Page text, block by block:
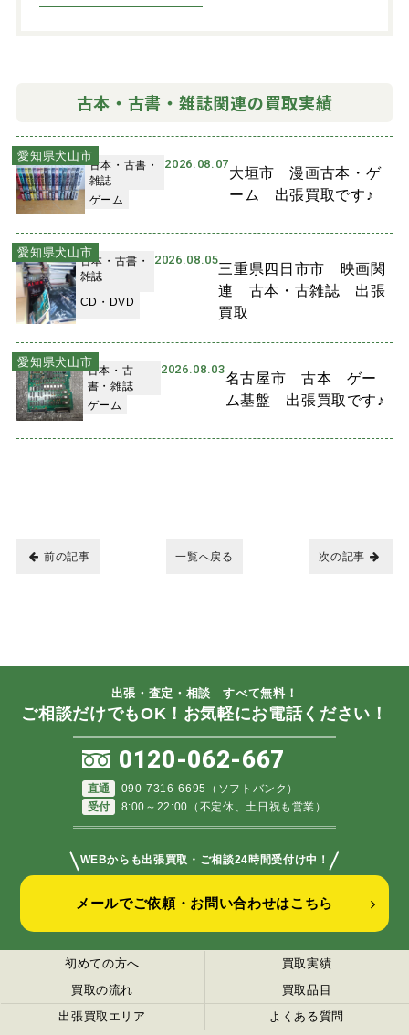
古本・古書・雑誌関連の買取実績
愛知県犬山市
古本・古書・
雑誌
ゲーム
2026.08.07
大垣市 漫画古本・ゲ
ーム 出張買取です♪
愛知県犬山市
古本・古書・
雑誌
CD・DVD
2026.08.05
三重県四日市市 映画関
連 古本・古雑誌 出張
買取
愛知県犬山市
古本・古
書・雑誌
ゲーム
2026.08.03
名古屋市 古本 ゲー
ム基盤 出張買取です♪
次の記事
一覧へ戻る
前の記事
出張・査定・相談 すべて無料！
ご相談だけでもOK！お気軽にお電話ください！
0120-062-667
直通
090-7316-6695（ソフトバンク）
受付
8:00～22:00（不定休、土日祝も営業）
＼WEBからも出張買取・ご相談24時間受付け中！ ／
メールでご依頼・お問い合わせはこちら
初めての方へ
買取実績
買取の流れ
買取品目
出張買取エリア
よくある質問